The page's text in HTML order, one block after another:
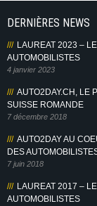
DERNIÈRES NEWS
LAUREAT 2023 –
AUTOMOBILISTES
4 janvier 2023
AUTO2DAY.CH, LE
SUISSE ROMANDE
7 décembre 2018
AUTO2DAY AU
DES
7 juin 2018
LAUREAT 2017 –
AUTOMOBILISTES